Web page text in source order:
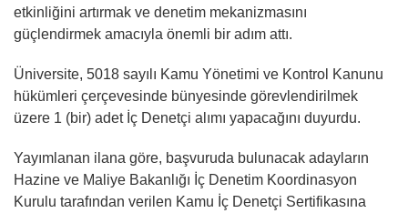
etkinliğini artırmak ve denetim mekanizmasını
güçlendirmek amacıyla önemli bir adım attı.
Üniversite, 5018 sayılı Kamu Yönetimi ve Kontrol Kanunu
hükümleri çerçevesinde bünyesinde görevlendirilmek
üzere 1 (bir) adet İç Denetçi alımı yapacağını duyurdu.
Yayımlanan ilana göre, başvuruda bulunacak adayların
Hazine ve Maliye Bakanlığı İç Denetim Koordinasyon
Kurulu tarafından verilen Kamu İç Denetçi Sertifikasına